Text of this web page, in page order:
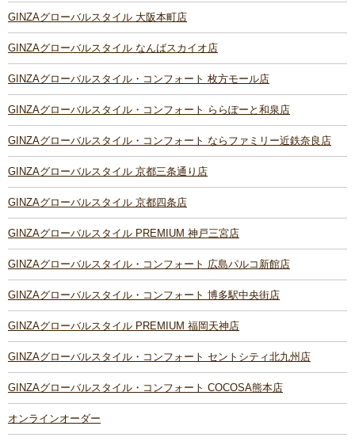
GINZAグローバルスタイル 大阪本町店
GINZAグローバルスタイル なんばスカイオ店
GINZAグローバルスタイル・コンフォート 枚方モール店
GINZAグローバルスタイル・コンフォート ららぽーと和泉店
GINZAグローバルスタイル・コンフォート ならファミリー近鉄奈良店
GINZAグローバルスタイル 京都三条通り店
GINZAグローバルスタイル 京都四条店
GINZAグローバルスタイル PREMIUM 神戸三宮店
GINZAグローバルスタイル・コンフォート 広島パルコ新館店
GINZAグローバルスタイル・コンフォート 博多駅中央街店
GINZAグローバルスタイル PREMIUM 福岡天神店
GINZAグローバルスタイル・コンフォート セントシティ北九州店
GINZAグローバルスタイル・コンフォート COCOSA熊本店
オンラインオーダー